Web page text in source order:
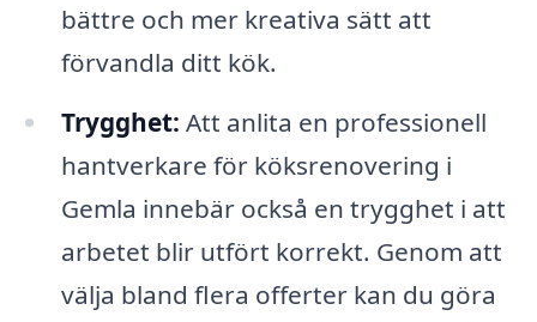
bättre och mer kreativa sätt att
förvandla ditt kök.
Trygghet: Att anlita en professionell
hantverkare för köksrenovering i
Gemla innebär också en trygghet i att
arbetet blir utfört korrekt. Genom att
välja bland flera offerter kan du göra